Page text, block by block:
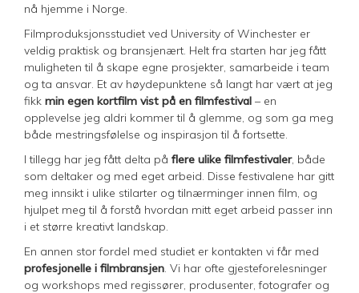
nå hjemme i Norge.
Filmproduksjonsstudiet ved University of Winchester er
veldig praktisk og bransjenært. Helt fra starten har jeg fått
muligheten til å skape egne prosjekter, samarbeide i team
og ta ansvar. Et av høydepunktene så langt har vært at jeg
fikk min egen kortfilm vist på en filmfestival – en
opplevelse jeg aldri kommer til å glemme, og som ga meg
både mestringsfølelse og inspirasjon til å fortsette.
I tillegg har jeg fått delta på flere ulike filmfestivaler, både
som deltaker og med eget arbeid. Disse festivalene har gitt
meg innsikt i ulike stilarter og tilnærminger innen film, og
hjulpet meg til å forstå hvordan mitt eget arbeid passer inn
i et større kreativt landskap.
En annen stor fordel med studiet er kontakten vi får med
profesjonelle i filmbransjen. Vi har ofte gjesteforelesninger
og workshops med regissører, produsenter, fotografer og